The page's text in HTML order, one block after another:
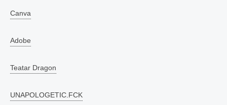
Canva
Adobe
Teatar Dragon
UNAPOLOGETIC.FCK